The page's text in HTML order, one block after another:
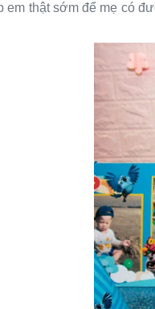
em thật sớm để mẹ có